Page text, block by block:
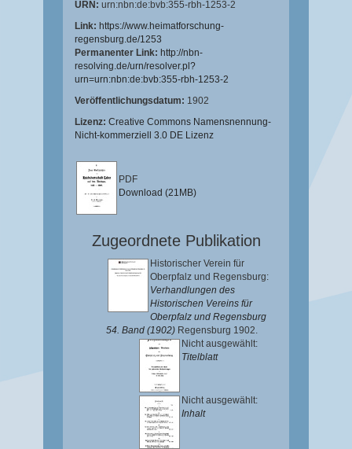
URN: urn:nbn:de:bvb:355-rbh-1253-2
Link: https://www.heimatforschung-
regensburg.de/1253
Permanenter Link: http://nbn-
resolving.de/urn/resolver.pl?
urn=urn:nbn:de:bvb:355-rbh-1253-2
Veröffentlichungsdatum: 1902
Lizenz: Creative Commons Namensnennung-
Nicht-kommerziell 3.0 DE Lizenz
PDF
Download (21MB)
Zugeordnete Publikation
Historischer Verein für
Oberpfalz und Regensburg:
Verhandlungen des
Historischen Vereins für
Oberpfalz und Regensburg
54. Band (1902) Regensburg 1902.
Nicht ausgewählt:
Titelblatt
Nicht ausgewählt:
Inhalt